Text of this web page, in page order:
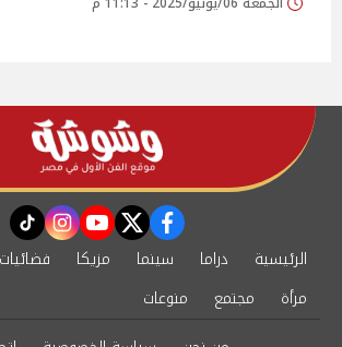
facebook
twitter
youtube
الرئيسية دراما سينما مزيكا فضائيات
مرأة
مجتمع
منوعات